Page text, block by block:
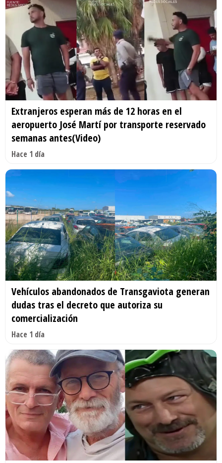
Extranjeros esperan más de 12 horas en el
aeropuerto José Martí por transporte reservado
semanas antes(Video)
Hace 1 día
Vehículos abandonados de Transgaviota generan
dudas tras el decreto que autoriza su
comercialización
Hace 1 día